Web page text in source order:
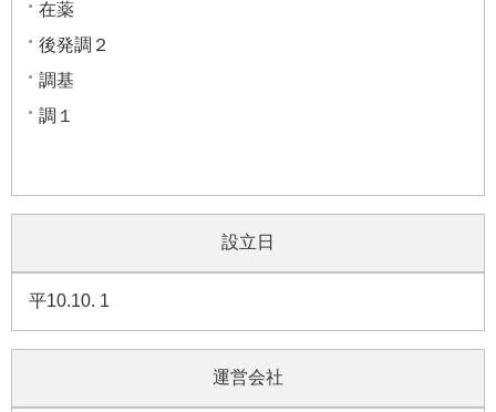
在薬
後発調２
調基
調１
設立日
平10.10. 1
運営会社